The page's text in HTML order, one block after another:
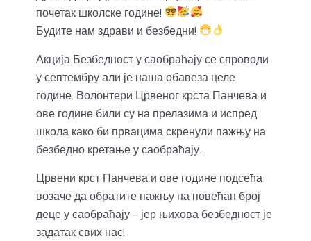
почетак школске године!
Будите нам здрави и безбедни!
Акција Безбедност у саобраћају се спроводи
у септембру али је наша обавеза целе
године. Волонтери Црвеног крста Панчева и
ове године били су на прелазима и испред
школа како би првацима скренули пажњу на
безбедно кретање у саобраћају.
Црвени крст Панчева и ове године подсећа
возаче да обратите пажњу на повећан број
деце у саобраћају – јер њихова безбедност је
задатак свих нас!